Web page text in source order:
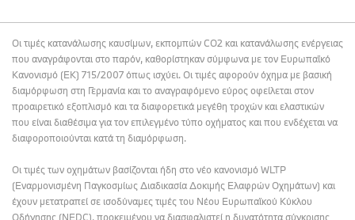
Οι τιμές κατανάλωσης καυσίμων, εκπομπών CO2 και κατανάλωσης ενέργειας
που αναγράφονται στο παρόν, καθορίστηκαν σύμφωνα με τον Ευρωπαϊκό
Κανονισμό (ΕΚ) 715/2007 όπως ισχύει. Οι τιμές αφορούν όχημα με βασική
διαμόρφωση στη Γερμανία και το αναγραφόμενο εύρος οφείλεται στον
προαιρετικό εξοπλισμό και τα διαφορετικά μεγέθη τροχών και ελαστικών
που είναι διαθέσιμα για τον επιλεγμένο τύπο οχήματος και που ενδέχεται να
διαφοροποιούνται κατά τη διαμόρφωση.
Οι τιμές των οχημάτων βασίζονται ήδη στο νέο κανονισμό WLTP
(Εναρμονισμένη Παγκοσμίως Διαδικασία Δοκιμής Ελαφρών Οχημάτων) και
έχουν μετατραπεί σε ισοδύναμες τιμές του Νέου Ευρωπαϊκού Κύκλου
Οδήγησης (NEDC), προκειμένου να διασφαλιστεί η δυνατότητα σύγκρισης